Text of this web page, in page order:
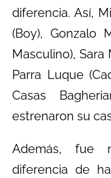
diferencia. Así,
(Boy), Gonzalo
Masculino), Sara
Parra Luque
Casas
estrenaron su
Además, fue
diferencia de